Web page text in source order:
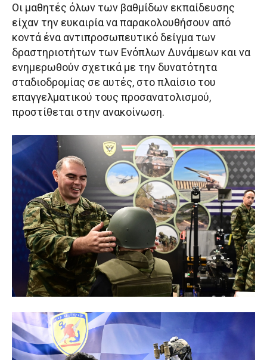
Οι μαθητές όλων των βαθμίδων εκπαίδευσης
είχαν την ευκαιρία να παρακολουθήσουν από
κοντά ένα αντιπροσωπευτικό δείγμα των
δραστηριοτήτων των Ενόπλων Δυνάμεων και να
ενημερωθούν σχετικά με την δυνατότητα
σταδιοδρομίας σε αυτές, στο πλαίσιο του
επαγγελματικού τους προσανατολισμού,
προστίθεται στην ανακοίνωση.